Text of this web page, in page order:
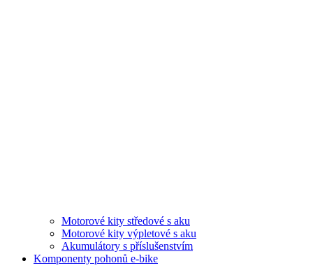
Motorové kity středové s aku
Motorové kity výpletové s aku
Akumulátory s příslušenstvím
Komponenty pohonů e-bike